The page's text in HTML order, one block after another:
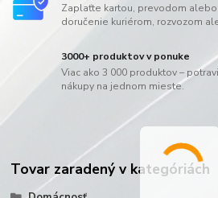
Zaplaťte kartou, prevodom
doručenie kuriérom, rozvozom
3000+ produktov v ponuke
Viac ako 3 000 produktov –
nákupy na jednom mieste.
Tovar zaradený v kategóriách